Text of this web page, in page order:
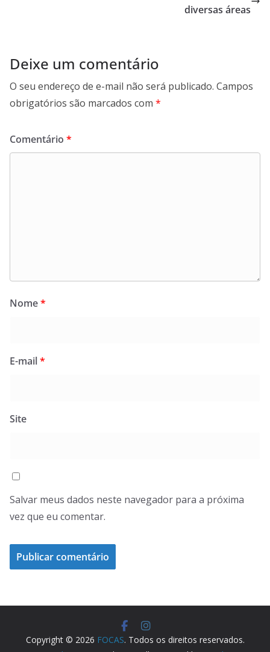
diversas áreas
Deixe um comentário
O seu endereço de e-mail não será publicado. Campos
obrigatórios são marcados com *
Comentário *
Nome*
E-mail*
Site
Salvar meus dados neste navegador para a próxima
vez que eu comentar.
Copyright © 2026 FOCAS. Todos os direitos reservados.